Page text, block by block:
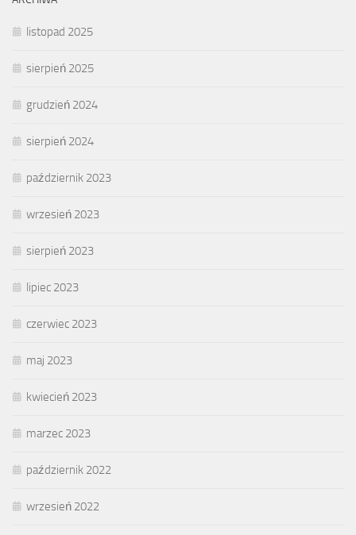
listopad 2025
sierpień 2025
grudzień 2024
sierpień 2024
październik 2023
wrzesień 2023
sierpień 2023
lipiec 2023
czerwiec 2023
maj 2023
kwiecień 2023
marzec 2023
październik 2022
wrzesień 2022